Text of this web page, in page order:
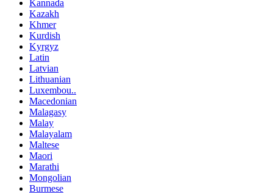
Kannada
Kazakh
Khmer
Kurdish
Kyrgyz
Latin
Latvian
Lithuanian
Luxembou..
Macedonian
Malagasy
Malay
Malayalam
Maltese
Maori
Marathi
Mongolian
Burmese